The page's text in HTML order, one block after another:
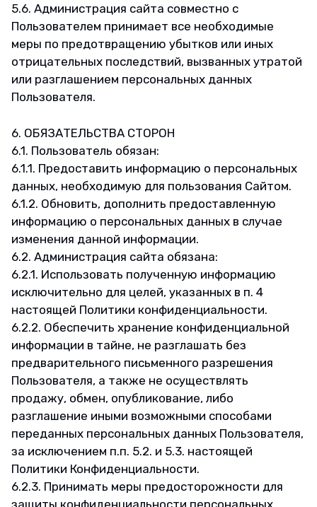
5.6. Администрация сайта совместно с
Пользователем принимает все необходимые
меры по предотвращению убытков или иных
отрицательных последствий, вызванных утратой
или разглашением персональных данных
Пользователя.
6. ОБЯЗАТЕЛЬСТВА СТОРОН
6.1. Пользователь обязан:
6.1.1. Предоставить информацию о персональных
данных, необходимую для пользования Сайтом.
6.1.2. Обновить, дополнить предоставленную
информацию о персональных данных в случае
изменения данной информации.
6.2. Администрация сайта обязана:
6.2.1. Использовать полученную информацию
исключительно для целей, указанных в п. 4
настоящей Политики конфиденциальности.
6.2.2. Обеспечить хранение конфиденциальной
информации в тайне, не разглашать без
предварительного письменного разрешения
Пользователя, а также не осуществлять
продажу, обмен, опубликование, либо
разглашение иными возможными способами
переданных персональных данных Пользователя,
за исключением п.п. 5.2. и 5.3. настоящей
Политики Конфиденциальности.
6.2.3. Принимать меры предосторожности для
защиты конфиденциальности персональных